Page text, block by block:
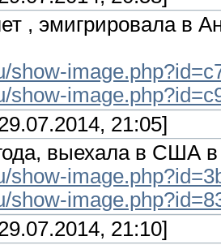
, эмигрировала в
show-
show-
21:05]
выехала в США в
show-
show-
21:10]